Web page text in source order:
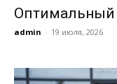
Оптимальный
admin - 19 июля, 2026